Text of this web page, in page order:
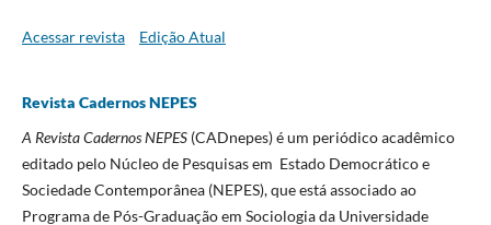
Acessar revista Edição Atual
Revista Cadernos NEPES
A Revista Cadernos NEPES (CADnepes) é um periódico acadêmico
editado pelo Núcleo de Pesquisas em Estado Democrático e
Sociedade Contemporânea (NEPES), que está associado ao
Programa de Pós-Graduação em Sociologia da Universidade